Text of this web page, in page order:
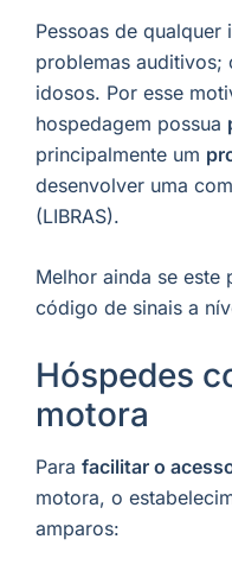
Pessoas de
problemas auditivos;
idosos. Por esse
hospedagem possua
principalmente um
desenvolver uma
(LIBRAS).
Melhor ainda se este
código de sinais a
Hóspedes
motora
Para facilitar o
motora, o
amparos: